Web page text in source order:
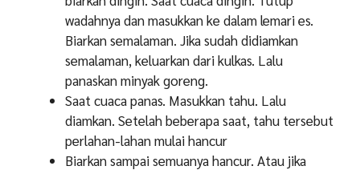
wadahnya dan masukkan ke dalam lemari es.
Biarkan semalaman. Jika sudah didiamkan
semalaman, keluarkan dari kulkas. Lalu
panaskan minyak goreng.
Saat cuaca panas. Masukkan tahu. Lalu
diamkan. Setelah beberapa saat, tahu tersebut
perlahan-lahan mulai hancur
Biarkan sampai semuanya hancur. Atau jika